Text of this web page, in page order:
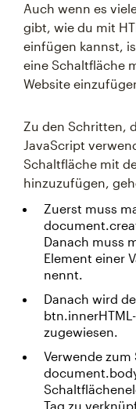
Auch wenn es
gibt, wie du mit
einfügen kannst,
eine Schaltfläche
Website
Zu den Schritten,
JavaScript
Schaltfläche mit
hinzuzufügen,
Zuerst muss
Danach muss
Element einer
nennt.
Danach wird
zugewiesen.
Verwende zum
Tag zu